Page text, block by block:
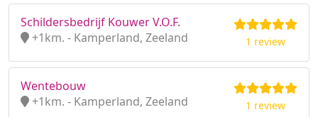
Schildersbedrijf Kouwer V.O.F.
+1km. - Kamperland, Zeeland
1 review
Wentebouw
+1km. - Kamperland, Zeeland
1 review